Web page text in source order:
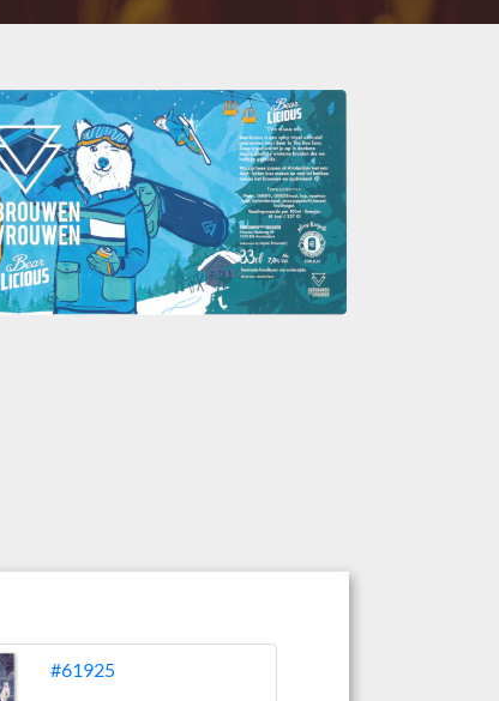
#61925